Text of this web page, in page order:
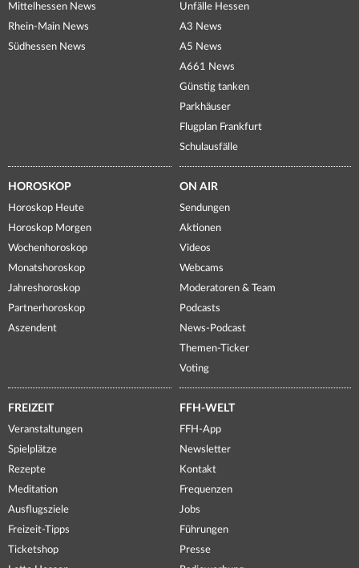
Mittelhessen News
Rhein-Main News
Südhessen News
Unfälle Hessen
A3 News
A5 News
A661 News
Günstig tanken
Parkhäuser
Flugplan Frankfurt
Schulausfälle
HOROSKOP
Horoskop Heute
Horoskop Morgen
Wochenhoroskop
Monatshoroskop
Jahreshoroskop
Partnerhoroskop
Aszendent
ON AIR
Sendungen
Aktionen
Videos
Webcams
Moderatoren & Team
Podcasts
News-Podcast
Themen-Ticker
Voting
FREIZEIT
Veranstaltungen
Spielplätze
Rezepte
Meditation
Ausflugsziele
Freizeit-Tipps
Ticketshop
FFH-WELT
FFH-App
Newsletter
Kontakt
Frequenzen
Jobs
Führungen
Presse